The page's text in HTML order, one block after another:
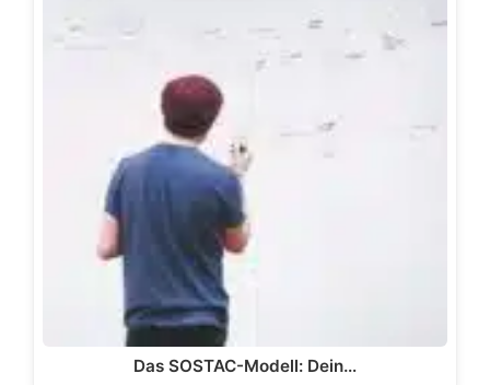
Das SOSTAC-Modell: Dein…